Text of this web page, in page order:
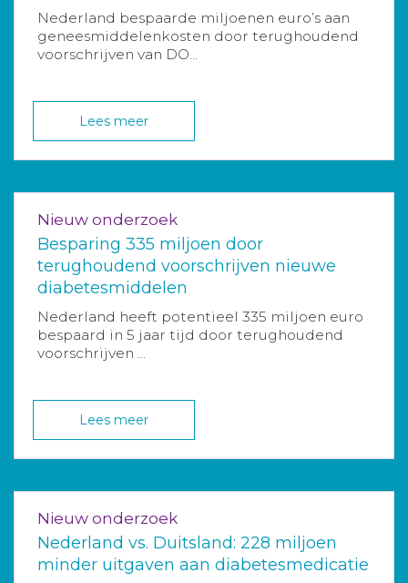
Nederland bespaarde miljoenen euro’s aan
geneesmiddelenkosten door terughoudend
voorschrijven van DO...
Lees meer
Nieuw onderzoek
Besparing 335 miljoen door
terughoudend voorschrijven nieuwe
diabetesmiddelen
Nederland heeft potentieel 335 miljoen euro
bespaard in 5 jaar tijd door terughoudend
voorschrijven ...
Lees meer
Nieuw onderzoek
Nederland vs. Duitsland: 228 miljoen
minder uitgaven aan diabetesmedicatie